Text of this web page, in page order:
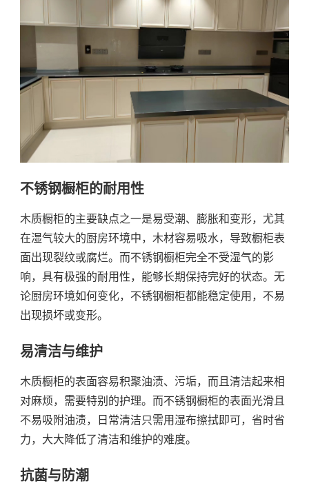
不锈钢橱柜的耐用性
木质橱柜的主要缺点之一是易受潮、膨胀和变形，尤其
在湿气较大的厨房环境中，木材容易吸水，导致橱柜表
面出现裂纹或腐烂。而不锈钢橱柜完全不受湿气的影
响，具有极强的耐用性，能够长期保持完好的状态。无
论厨房环境如何变化，不锈钢橱柜都能稳定使用，不易
出现损坏或变形。
易清洁与维护
木质橱柜的表面容易积聚油渍、污垢，而且清洁起来相
对麻烦，需要特别的护理。而不锈钢橱柜的表面光滑且
不易吸附油渍，日常清洁只需用湿布擦拭即可，省时省
力，大大降低了清洁和维护的难度。
抗菌与防潮